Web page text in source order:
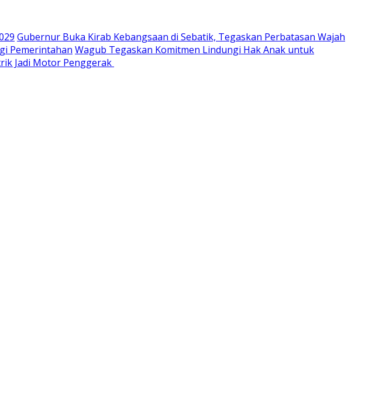
Gubernur Buka Kirab Kebangsaan di Sebatik, Tegaskan Perbatasan Wajah
Pemerintahan Wagub Tegaskan Komitmen Lindungi Hak Anak untuk
Jadi Motor Penggerak